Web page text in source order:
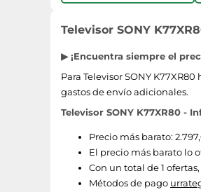
Televisor SONY
▶ ¡Encuentra siempre el
Para Televisor SONY
gastos de envío adicionales.
Televisor SONY K77XR80 -
Precio más barato:
El precio más barato lo
Con un total de 1
Métodos de pago